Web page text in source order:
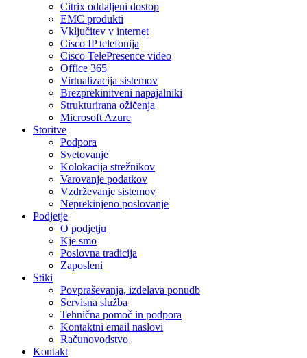
Citrix oddaljeni dostop
EMC produkti
Vključitev v internet
Cisco IP telefonija
Cisco TelePresence video
Office 365
Virtualizacija sistemov
Brezprekinitveni napajalniki
Strukturirana ožičenja
Microsoft Azure
Storitve
Podpora
Svetovanje
Kolokacija strežnikov
Varovanje podatkov
Vzdrževanje sistemov
Neprekinjeno poslovanje
Podjetje
O podjetju
Kje smo
Poslovna tradicija
Zaposleni
Stiki
Povpraševanja, izdelava ponudb
Servisna služba
Tehnična pomoč in podpora
Kontaktni email naslovi
Računovodstvo
Kontakt